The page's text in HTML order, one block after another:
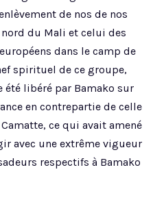
de nos de nos
du Mali et celui des
dans le camp de
spirituel de ce groupe,
été libéré par Bamako sur
en contrepartie de celle
ce qui avait amené
avec une extrême vigueur
respectifs à Bamako